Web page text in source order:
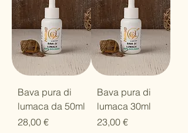
Bava pura di
lumaca da 50ml
Prezzo
28,00 €
Bava pura di
lumaca 30ml
Prezzo
23,00 €